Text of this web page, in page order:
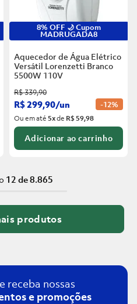
8% OFF 🌙 Cupom
MADRUGADA8
Aquecedor de Água Elétrico
Versátil Lorenzetti Branco
5500W 110V
R$339,90
R$299,90/un -12%
Ou em até5xde R$ 59,98
Adicionar ao carrinho
12 de 8.865
receba nossas
e promoções